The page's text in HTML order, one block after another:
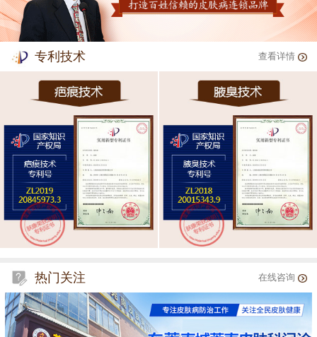
专利技术 查看详情
热门关注 在线咨询